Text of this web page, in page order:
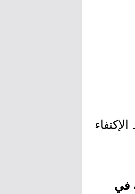
2021/09/04م وينتهي عند الإكتفاء
في